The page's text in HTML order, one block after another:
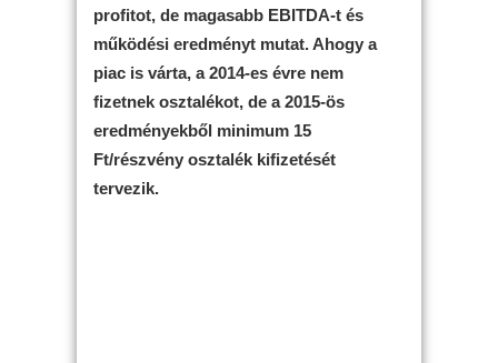
profitot, de magasabb EBITDA-t és
működési eredményt mutat. Ahogy a
piac is várta, a 2014-es évre nem
fizetnek osztalékot, de a 2015-ös
eredményekből minimum 15
Ft/részvény osztalék kifizetését
tervezik.